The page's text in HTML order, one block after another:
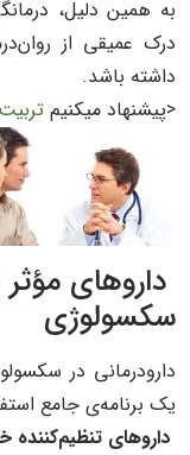
به همین دلیل،
درک عمیقی از
داشته باشد.
<پیشنهاد میکنیم
داروهای
سکسولوژی
دارودرمانی در
یک برنامه‌ی جامع
داروهای تنظیم‌کننده